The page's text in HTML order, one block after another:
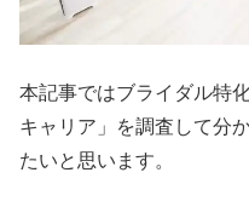
本記事ではブライダル特
キャリア」を調査して分
たいと思います。